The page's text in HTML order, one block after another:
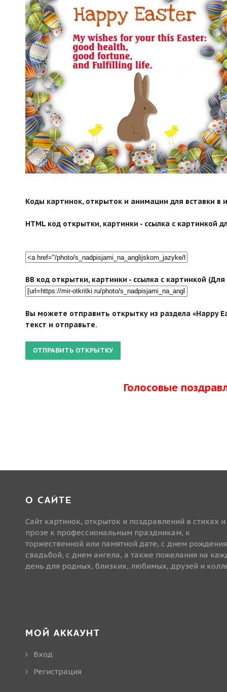
search">
Коды картинок, открыток и анимации для вставки в
HTML код открытки, картинки - ссылка с картинкой
BB код открытки, картинки - ссылка с картинкой
Вы можете отправить открытку из раздела «Happy
текст и отправьте.
Голосовые
О САЙТЕ
Сайт картинок, открыток и поздравлений в стихах и
прозе к профессиональным праздникам, к
торжественной или памятной дате, с днем
свадьбой, с днем ангела, а также пожелания на
день для родных, близких, любимых, друзей и
МОЙ АККАУНТ
Вход
Регистрация